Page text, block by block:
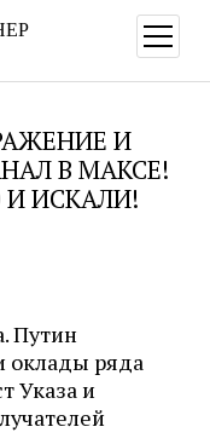
меню
И
В МАКСЕ!
И ИСКАЛИ!
Путин
оклады ряда
Указа и